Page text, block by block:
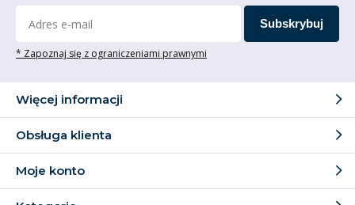
Subskrybuj
* Zapoznaj się z ograniczeniami prawnymi
Więcej informacji
Obsługa klienta
Moje konto